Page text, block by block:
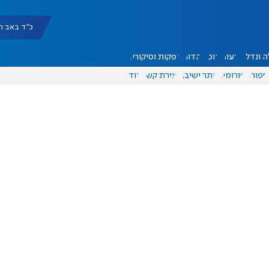
כ"ד באב תשפ"ו
ונדל"ן דעות אוכל יהדות הפקות וסיקורים
ספורט פורומים אתר ישיבה יצירת קשר עוד